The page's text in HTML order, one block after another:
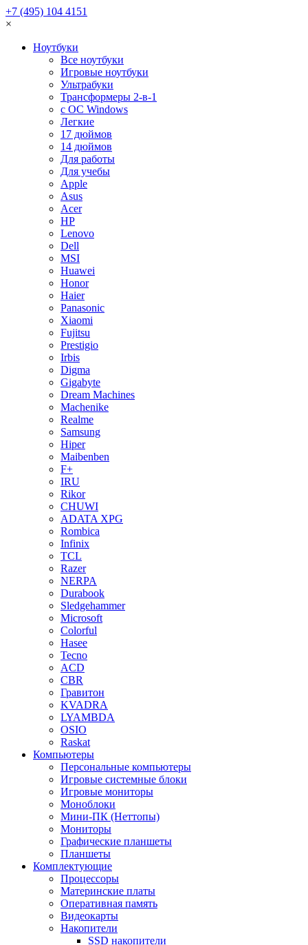
+7 (495) 104 4151
×
Ноутбуки
Все ноутбуки
Игровые ноутбуки
Ультрабуки
Трансформеры 2-в-1
с ОС Windows
Легкие
17 дюймов
14 дюймов
Для работы
Для учебы
Apple
Asus
Acer
HP
Lenovo
Dell
MSI
Huawei
Honor
Haier
Panasonic
Xiaomi
Fujitsu
Prestigio
Irbis
Digma
Gigabyte
Dream Machines
Machenike
Realme
Samsung
Hiper
Maibenben
F+
IRU
Rikor
CHUWI
ADATA XPG
Rombica
Infinix
TCL
Razer
NERPA
Durabook
Sledgehammer
Microsoft
Colorful
Hasee
Tecno
ACD
CBR
Гравитон
KVADRA
LYAMBDA
OSIO
Raskat
Компьютеры
Персональные компьютеры
Игровые системные блоки
Игровые мониторы
Моноблоки
Мини-ПК (Неттопы)
Мониторы
Графические планшеты
Планшеты
Комплектующие
Процессоры
Материнские платы
Оперативная память
Видеокарты
Накопители
SSD накопители